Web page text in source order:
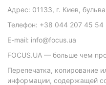
Адрес: 01133, г. Киев,
Телефон: +38 044 207 45 54
E-mail: info@focus.ua
FOCUS.UA — больше чем
Перепечатка, копирование
информации, содержащей